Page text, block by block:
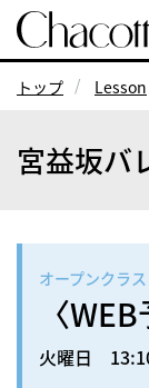
トップ Lesson
宮益坂バ
オープンクラス
〈
火曜日